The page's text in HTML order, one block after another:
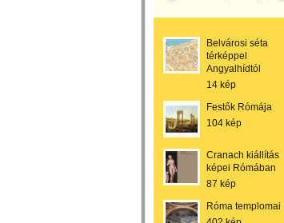
Belvárosi séta
térképpel
Angyalhídtól
14 kép
Festők Rómája
104 kép
Cranach kiállítás
képei Rómában
87 kép
Róma templomai